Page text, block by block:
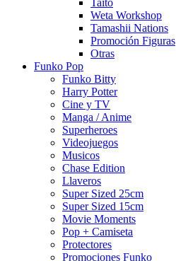
Taito
Weta Workshop
Tamashii Nations
Promoción Figuras
Otras
Funko Pop
Funko Bitty
Harry Potter
Cine y TV
Manga / Anime
Superheroes
Videojuegos
Musicos
Chase Edition
Llaveros
Super Sized 25cm
Super Sized 15cm
Movie Moments
Pop + Camiseta
Protectores
Promociones Funko